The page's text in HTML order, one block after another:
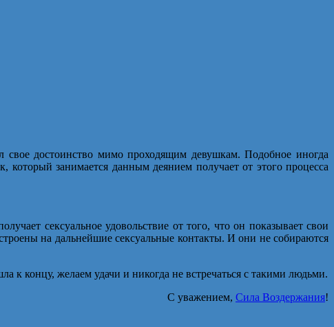
достоинство мимо проходящим девушкам. Подобное иногда
который занимается данным деянием получает от этого процесса
сексуальное удовольствие от того, что он показывает свои
на дальнейшие сексуальные контакты. И они не собираются
к концу, желаем удачи и никогда не встречаться с такими людьми.
С уважением, Сила Воздержания!